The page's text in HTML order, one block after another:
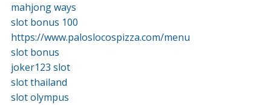
mahjong ways
slot bonus 100
https://www.paloslocospizza.com/menu
slot bonus
joker123 slot
slot thailand
slot olympus